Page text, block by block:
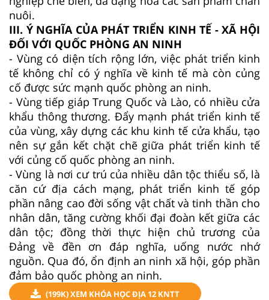
nuôi.
III. Ý NGHĨA CỦA PHÁT TRIỂN KINH TẾ - XÃ HỘI
ĐỐI VỚI QUỐC PHÒNG AN NINH
- Vùng có diện tích rộng lớn, việc phát triển kinh
tế không chỉ có ý nghĩa về kinh tế mà còn củng
cố được sức mạnh quốc phòng an ninh.
- Vùng tiếp giáp Trung Quốc và Lào, có nhiều cửa
khẩu thông thương. Đẩy mạnh phát triển kinh tế
của vùng, xây dựng các khu kinh tế cửa khẩu, tạo
nên sự gắn kết chặt chẽ giữa phát triển kinh tế
với củng cố quốc phòng an ninh.
- Vùng là nơi cư trú của nhiều dân tộc thiểu số, là
căn cứ địa cách mạng, phát triển kinh tế góp
phần nâng cao đời sống vật chất và tinh thần cho
nhân dân, tăng cường khối đại đoàn kết giữa các
dân tộc; đồng thời thực hiện chủ trương của
Đảng về đền ơn đáp nghĩa, uống nước nhớ
nguồn. Qua đó, ổn định an ninh xã hội, góp phần
đảm bảo quốc phòng an ninh.
(199K) XEM KHÓA HỌC ĐỊA 12 KNTT